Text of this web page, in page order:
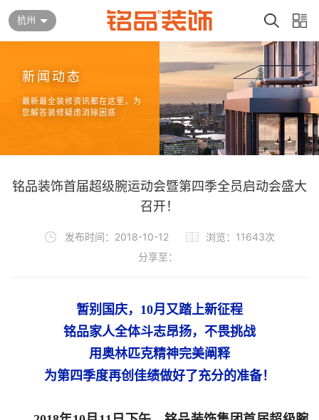
杭州
新闻动态
最新最全装修资讯都在这里，为
您解答装修疑虑消除困惑
铭品装饰首届超级腕运动会暨第四季全员启动会盛大
召开！
发布时间：2018-10-12
浏览：11643次
分享至：
暂别国庆，10月又踏上新征程
铭品家人全体斗志昂扬，不畏挑战
用奥林匹克精神完美阐释
为第四季度再创佳绩做好了充分的准备！